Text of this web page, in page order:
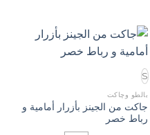
S
بالطو وچاكت
جاكت من الجينز بأزرار أمامية و
رباط خصر